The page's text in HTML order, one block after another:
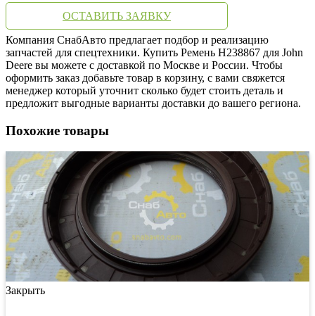
ОСТАВИТЬ ЗАЯВКУ
Компания СнабАвто предлагает подбор и реализацию
запчастей для спецтехники. Купить Ремень H238867 для John
Deere вы можете с доставкой по Москве и России. Чтобы
оформить заказ добавьте товар в корзину, с вами свяжется
менеджер который уточнит сколько будет стоить деталь и
предложит выгодные варианты доставки до вашего региона.
Похожие товары
Закрыть